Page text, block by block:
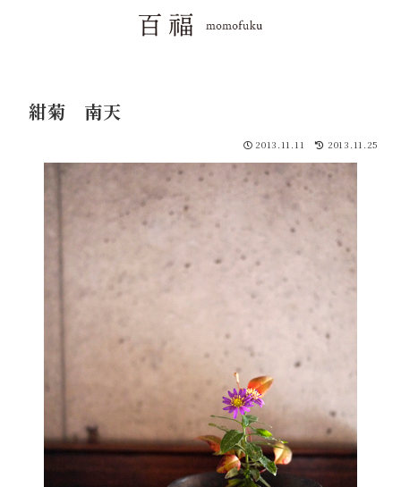
紺菊 南天
2013.11.11 2013.11.25